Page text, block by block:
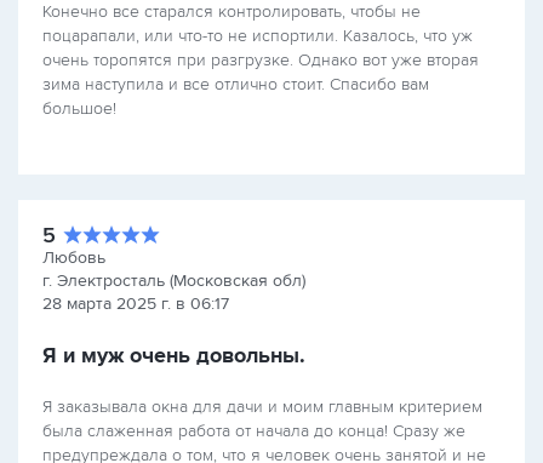
Конечно все старался контролировать, чтобы не
поцарапали, или что-то не испортили. Казалось, что уж
очень торопятся при разгрузке. Однако вот уже вторая
зима наступила и все отлично стоит. Спасибо вам
большое!
5
Любовь
г. Электросталь (Московская обл)
28 марта 2025 г. в 06:17
Я и муж очень довольны.
Я заказывала окна для дачи и моим главным критерием
была слаженная работа от начала до конца! Сразу же
предупреждала о том, что я человек очень занятой и не